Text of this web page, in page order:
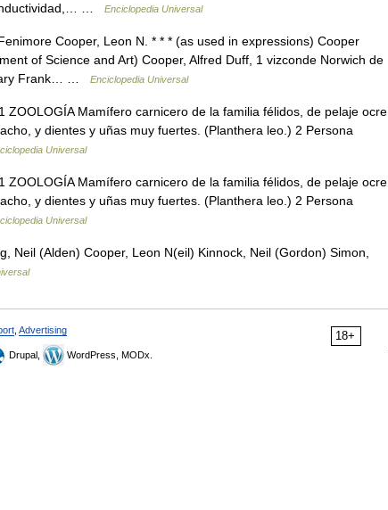
…
Enciclopedia Universal
Cooper, Leon N. * * * (as used in expressions) Cooper
of Science and Art) Cooper, Alfred Duff, 1 vizconde Norwich de
Frank… …
Enciclopedia Universal
Mamífero carnicero de la familia félidos, de pelaje ocre,
y dientes y uñas muy fuertes. (Planthera leo.) 2 Persona
Universal
Mamífero carnicero de la familia félidos, de pelaje ocre,
y dientes y uñas muy fuertes. (Planthera leo.) 2 Persona
Universal
Neil (Alden) Cooper, Leon N(eil) Kinnock, Neil (Gordon) Simon,
18+
Advertising
Drupal, WordPress, MODx.